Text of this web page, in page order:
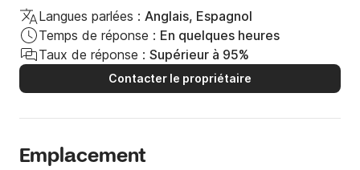
Langues parlées : Anglais, Espagnol
Temps de réponse : En quelques heures
Taux de réponse : Supérieur à 95%
Contacter le propriétaire
Emplacement